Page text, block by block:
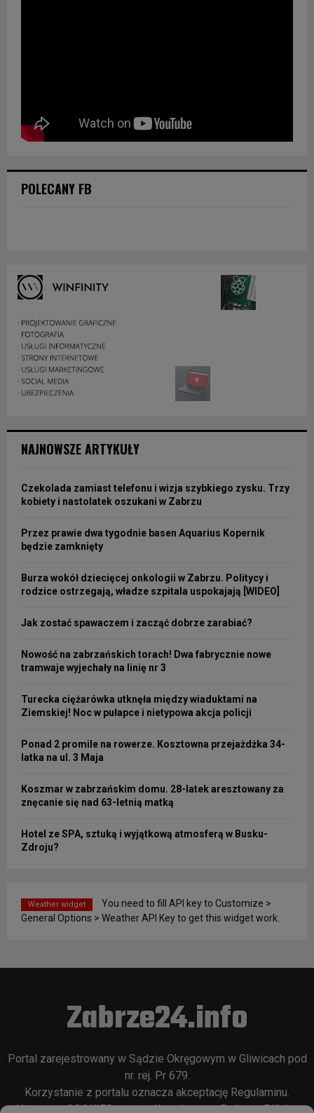
POLECANY FB
NAJNOWSZE ARTYKUŁY
Czekolada zamiast telefonu i wizja szybkiego zysku. Trzy
kobiety i nastolatek oszukani w Zabrzu
Przez prawie dwa tygodnie basen Aquarius Kopernik
będzie zamknięty
Burza wokół dziecięcej onkologii w Zabrzu. Politycy i
rodzice ostrzegają, władze szpitala uspokajają [WIDEO]
Jak zostać spawaczem i zacząć dobrze zarabiać?
Nowość na zabrzańskich torach! Dwa fabrycznie nowe
tramwaje wyjechały na linię nr 3
Turecka ciężarówka utknęła między wiaduktami na
Ziemskiej! Noc w pułapce i nietypowa akcja policji
Ponad 2 promile na rowerze. Kosztowna przejażdżka 34-
latka na ul. 3 Maja
Koszmar w zabrzańskim domu. 28-latek aresztowany za
znęcanie się nad 63-letnią matką
Hotel ze SPA, sztuką i wyjątkową atmosferą w Busku-
Zdroju?
Weather widget
You need to fill API key to Customize >
General Options > Weather API Key to get this widget work.
Zabrze24.info
Portal zarejestrowany w Sądzie Okręgowym w Gliwicach pod
nr. rej. Pr 679.
Korzystanie z portalu oznacza akceptację Regulaminu.
Używamy COOKIES w sposób opisany wPolityce Plików